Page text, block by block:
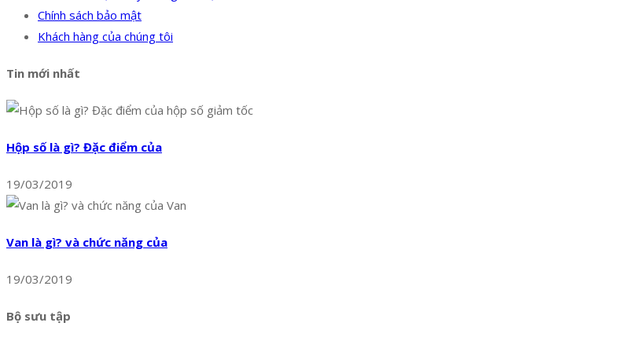
Chính sách bảo mật
Khách hàng của chúng tôi
Tin mới nhất
Hộp số là gì? Đặc điểm của
19/03/2019
Van là gì? và chức năng của
19/03/2019
Bộ sưu tập